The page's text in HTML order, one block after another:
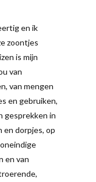
en ik
zoontjes
is mijn
van
van mengen
en gebruiken,
gesprekken in
en dorpjes, op
en van